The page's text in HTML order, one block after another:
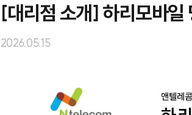
[대리점 소개] 하리모바일
2026.05.15